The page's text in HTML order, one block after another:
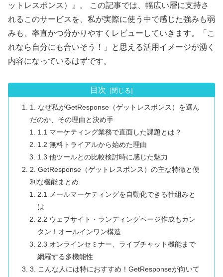
ットレスポンス）』。 この記事では、幅広い層に支持さ
れるこのサービスを、私が実際に使う中で感じた強みも弱
みも、率直かつ分かりやすくレビューしていきます。「こ
れなら自分にも合いそう！」と思える活用イメージが湧く
内容になっているはずです。
目次
1. なぜ私がGetResponse（ゲットレスポンス）を選ん
だのか、その理由と決め手
1.1 マーケティング業務で直面した課題とは？
1.2 無料トライアルから始めた理由
1.3 他ツールとの比較検討時に感じた魅力
2. GetResponse（ゲットレスポンス）の主な特徴と便
利な機能まとめ
2.1 メールマーケティングを自動化できる仕組みと
は
2.2 ウェブサイト・ランディングページ作成もカン
タン！オールインワン構造
2.3 オンラインセミナー、ライブチャット機能まで
網羅する多機能性
3. こんな人には特におすすめ！GetResponseが向いて